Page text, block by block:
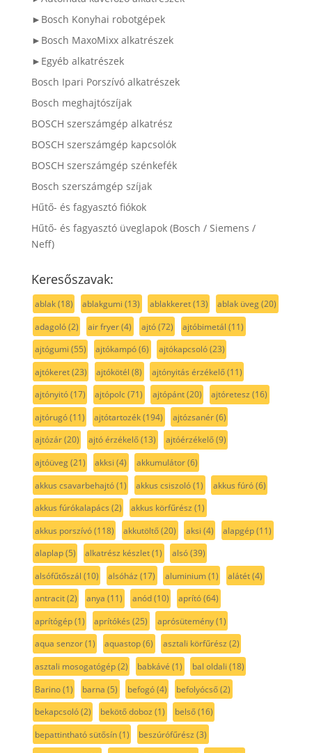
►Bosch Konyhai robotgépek
►Bosch MaxoMixx alkatrészek
►Egyéb alkatrészek
Bosch Ipari Porszívó alkatrészek
Bosch meghajtószíjak
BOSCH szerszámgép alkatrész
BOSCH szerszámgép kapcsolók
BOSCH szerszámgép szénkefék
Bosch szerszámgép szíjak
Hűtő- és fagyasztó fiókok
Hűtő- és fagyasztó üveglapok (Bosch / Siemens /
Neff)
Keresőszavak:
ablak(18) ablakgumi (13) ablakkeret(13) ablak üveg(20)
adagoló(2) air fryer(4) ajtó(72) ajtóbimetál (11)
ajtógumi (55) ajtókampó(6) ajtókapcsoló(23)
ajtókeret(23) ajtókötél (8) ajtónyitás érzékelő(11)
ajtónyitó(17) ajtópolc(71) ajtópánt(20) ajtóretesz (16)
ajtórugó(11) ajtótartozék(194) ajtózsanér(6)
ajtózár(20) ajtó érzékelő(13) ajtóérzékelő(9)
ajtóüveg(21) akksi (4) akkumulátor(6)
akkus csavarbehajtó(1) akkus csiszoló(1) akkus fúró(6)
akkus fúrókalapács (2) akkus körfűrész (1)
akkus porszívó(118) akkutöltő(20) aksi (4) alapgép(11)
alaplap(5) alkatrész készlet(1) alsó(39)
alsófűtőszál (10) alsóház (17) aluminium(1) alátét(4)
antracit(2) anya (11) anód(10) aprító(64)
aprítógép(1) aprítókés (25) aprósütemény(1)
aqua senzor(1) aquastop(6) asztali körfűrész (2)
asztali mosogatógép(2) babkávé (1) bal oldali (18)
Barino(1) barna (5) befogó(4) befolyócső(2)
bekapcsoló(2) bekötő doboz (1) belső(16)
bepattintható sütősín(1) beszúrófűrész (3)